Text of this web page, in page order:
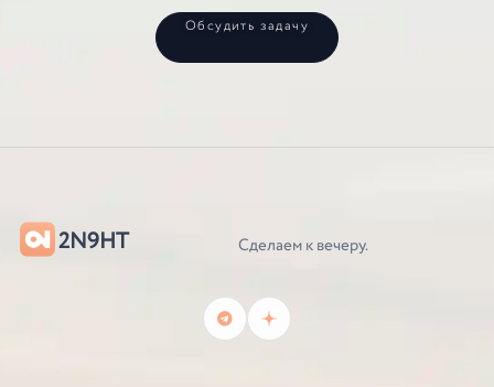
Обсудить задачу
2N9HT Сделаем к вечеру.